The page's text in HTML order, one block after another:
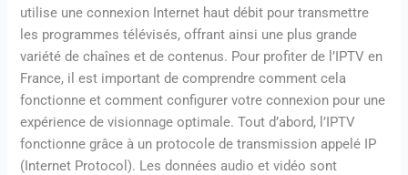
utilise une connexion Internet haut débit pour transmettre
les programmes télévisés, offrant ainsi une plus grande
variété de chaînes et de contenus. Pour profiter de l’IPTV en
France, il est important de comprendre comment cela
fonctionne et comment configurer votre connexion pour une
expérience de visionnage optimale. Tout d’abord, l’IPTV
fonctionne grâce à un protocole de transmission appelé IP
(Internet Protocol). Les données audio et vidéo sont